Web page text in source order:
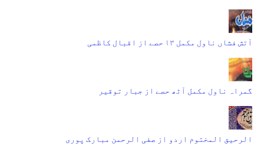
آتش فشاں ناول مکمل ۱۳ حصے از اقبال کاظمی
گمراہ ناول مکمل آٹھ حصے از جبار توقیر
الرحیق المختوم اردو از صفی الرحمن مبارک پوری